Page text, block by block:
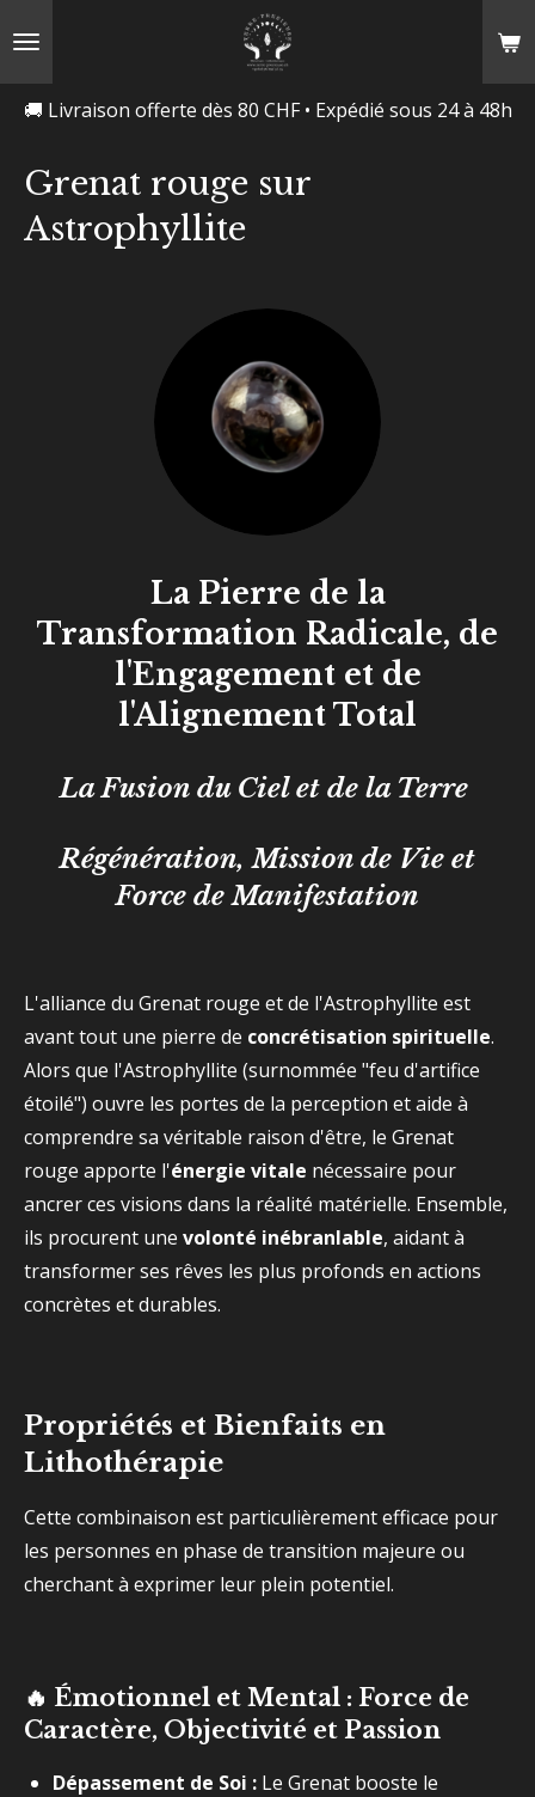
🚚 Livraison offerte dès 80 CHF • Expédié sous 24 à 48h
Grenat rouge sur
Astrophyllite
La Pierre de la
Transformation Radicale, de
l'Engagement et de
l'Alignement Total
La Fusion du Ciel et de la Terre
Régénération, Mission de Vie et
Force de Manifestation
L'alliance du Grenat rouge et de l'Astrophyllite est
avant tout une pierre de concrétisation spirituelle.
Alors que l'Astrophyllite (surnommée "feu d'artifice
étoilé") ouvre les portes de la perception et aide à
comprendre sa véritable raison d'être, le Grenat
rouge apporte l'énergie vitale nécessaire pour
ancrer ces visions dans la réalité matérielle. Ensemble,
ils procurent une volonté inébranlable, aidant à
transformer ses rêves les plus profonds en actions
concrètes et durables.
Propriétés et Bienfaits en
Lithothérapie
Cette combinaison est particulièrement efficace pour
les personnes en phase de transition majeure ou
cherchant à exprimer leur plein potentiel.
🔥 Émotionnel et Mental : Force de
Caractère, Objectivité et Passion
Dépassement de Soi : Le Grenat booste le